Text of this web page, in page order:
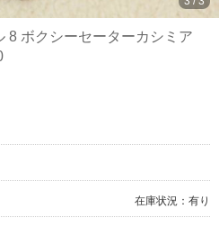
8 ボクシーセーターカシミア
在庫状況：有り